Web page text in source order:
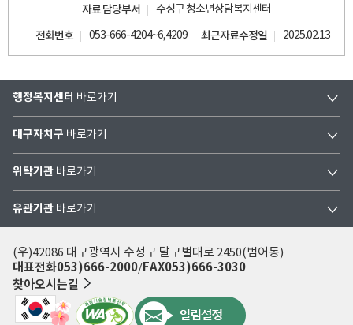
자료 담당부서 수성구 청소년상담복지센터
전화번호 053-666-4204~6,4209 최근자료수정일 2025.02.13
행정복지센터 바로가기
대구자치구 바로가기
위탁기관 바로가기
유관기관 바로가기
(우)42086 대구광역시 수성구 달구벌대로 2450(범어동)
대표전화053)666-2000 FAX053)666-3030
찾아오시는길